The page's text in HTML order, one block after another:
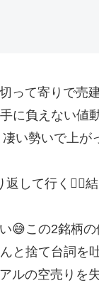
って寄りで売
に負えない値
い勢いで上が
して行く😮‍💨
😅この2銘柄
と捨て台詞を
ルの空売りを